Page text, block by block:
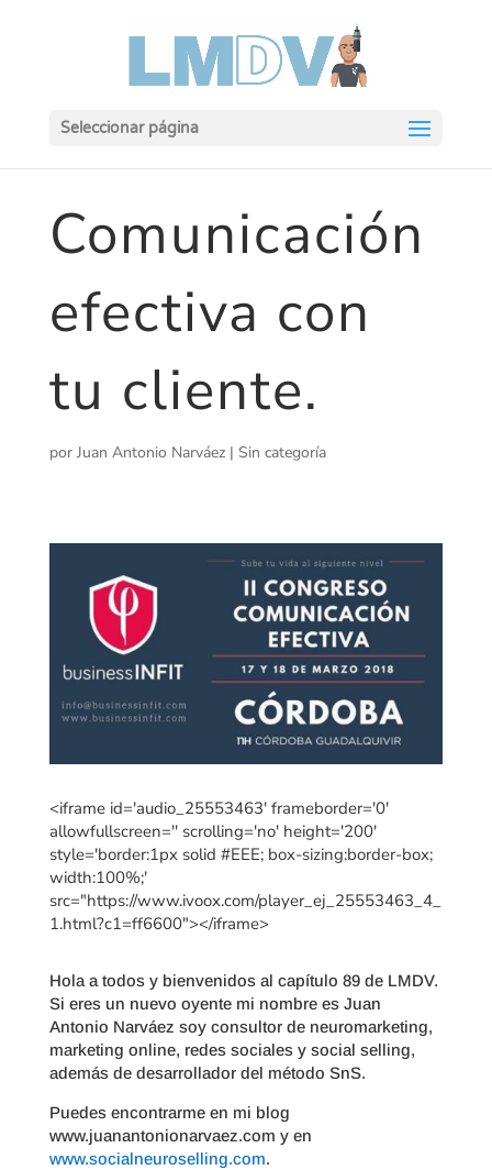
Seleccionar página
Comunicación
efectiva con
tu cliente.
por Juan Antonio Narváez| Sin categoría
<iframe id='audio_25553463' frameborder='0'
allowfullscreen='' scrolling='no' height='200'
style='border:1px solid #EEE; box-sizing:border-box;
width:100%;'
src="https://www.ivoox.com/player_ej_25553463_4_
1.html?c1=ff6600"></iframe>
Hola a todos y bienvenidos al capítulo 89 de LMDV.
Si eres un nuevo oyente mi nombre es Juan
Antonio Narváez soy consultor de neuromarketing,
marketing online, redes sociales y social selling,
además de desarrollador del método SnS.
Puedes encontrarme en mi blog
www.juanantonionarvaez.com y en
www.socialneuroselling.com.